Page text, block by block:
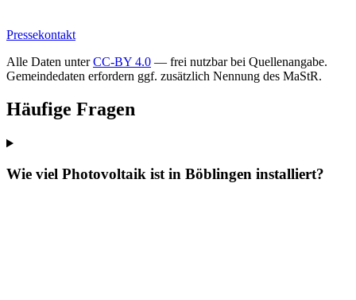
Pressekontakt
Alle Daten unterCC-BY 4.0 — frei nutzbar bei Quellenangabe.
Gemeindedaten erfordern ggf. zusätzlich Nennung des MaStR.
Häufige Fragen
Wie viel Photovoltaik ist in Böblingen installiert?